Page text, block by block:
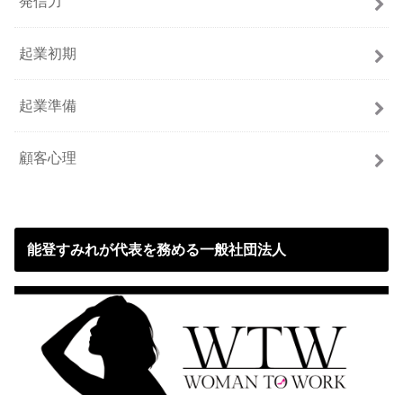
起業初期
起業準備
顧客心理
能登すみれが代表を務める一般社団法人